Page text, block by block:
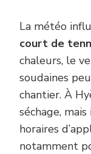
La météo
court de
chaleurs, le
soudaines
chantier. À
séchage,
horaires
notamment